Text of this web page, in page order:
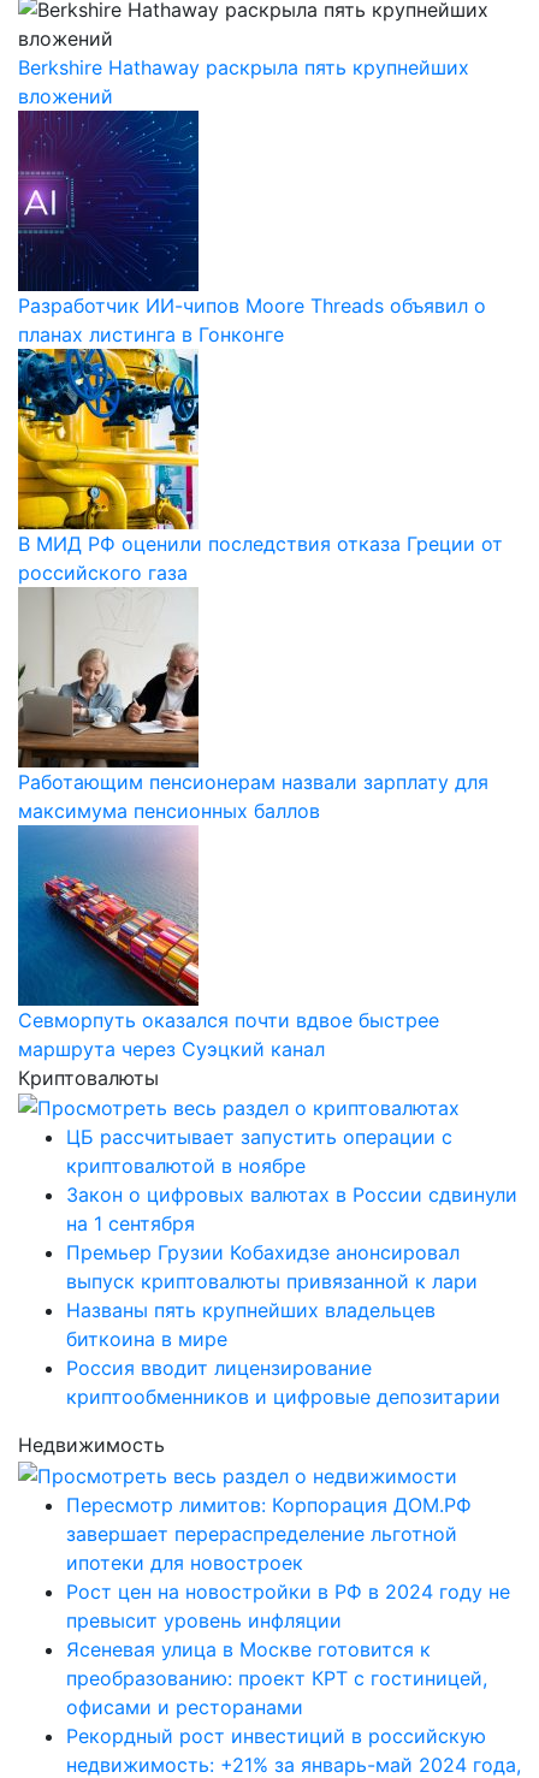
Berkshire Hathaway раскрыла пять крупнейших
вложений
Разработчик ИИ-чипов Moore Threads объявил о
планах листинга в Гонконге
В МИД РФ оценили последствия отказа Греции от
российского газа
Работающим пенсионерам назвали зарплату для
максимума пенсионных баллов
Севморпуть оказался почти вдвое быстрее
маршрута через Суэцкий канал
Криптовалюты
ЦБ рассчитывает запустить операции с
криптовалютой в ноябре
Закон о цифровых валютах в России сдвинули
на 1 сентября
Премьер Грузии Кобахидзе анонсировал
выпуск криптовалюты привязанной к лари
Названы пять крупнейших владельцев
биткоина в мире
Россия вводит лицензирование
криптообменников и цифровые депозитарии
Недвижимость
Пересмотр лимитов: Корпорация ДОМ.РФ
завершает перераспределение льготной
ипотеки для новостроек
Рост цен на новостройки в РФ в 2024 году не
превысит уровень инфляции
Ясеневая улица в Москве готовится к
преобразованию: проект КРТ с гостиницей,
офисами и ресторанами
Рекордный рост инвестиций в российскую
недвижимость: +21% за январь-май 2024 года,